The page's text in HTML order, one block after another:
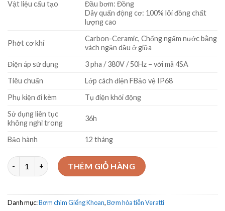
Vật liệu cấu tạo
Đầu bơm: Đồng
Dây quấn động cơ: 100% lõi đồng chất
lượng cao
Phớt cơ khí
Carbon-Ceramic, Chống ngấm nước bằng
vách ngăn dầu ở giữa
Điện áp sử dụng
3 pha / 380V / 50Hz – với mã 4SA
Tiêu chuẩn
Lớp cách điện FBảo vệ IP68
Phụ kiện đi kèm
Tụ điện khỏi động
Sử dụng liên tục
không nghỉ trong
36h
Bảo hành 12 tháng
Bơm chìm giếng khoan - hỏa tiễn Model 6SA45/9 – 15kW số
THÊM GIỎ HÀNG
Danh mục:Bơm chìm Giếng Khoan,Bơm hỏa tiễn Veratti